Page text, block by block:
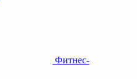
Фитнес-